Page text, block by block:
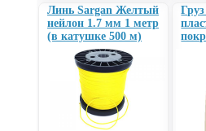
Линь Sargan Желтый
нейлон 1.7 мм 1 метр
(в катушке 500 м)